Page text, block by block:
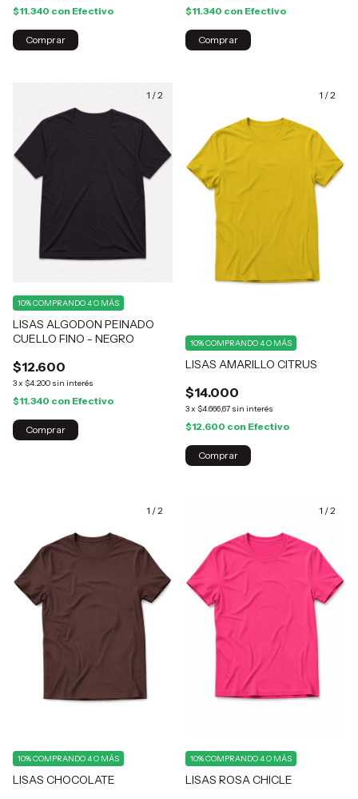
$11.340 con Efectivo
Comprar
$11.340 con Efectivo
Comprar
1 /2
LISAS ALGODON PEINADO
CUELLO FINO - NEGRO
$12.600
3x $4.200 sin interés
10%COMPRANDO 4 O MÁS
$11.340 con Efectivo
Comprar
1 /2
LISAS AMARILLO CITRUS
$14.000
3x $4.666,67 sin interés
10%COMPRANDO 4 O MÁS
$12.600 con Efectivo
Comprar
1 /2
LISAS CHOCOLATE
10%COMPRANDO 4 O MÁS
1 /2
LISAS ROSA CHICLE
10%COMPRANDO 4 O MÁS